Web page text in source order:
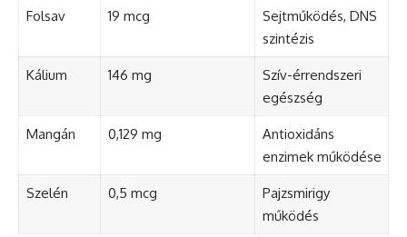
Folsav 19 mcg
Sejtműködés, DNS
szintézis
Kálium 146 mg
Szív-érrendszeri
egészség
Mangán 0,129 mg
Antioxidáns
enzimek működése
Szelén 0,5 mcg
Pajzsmirigy
működés